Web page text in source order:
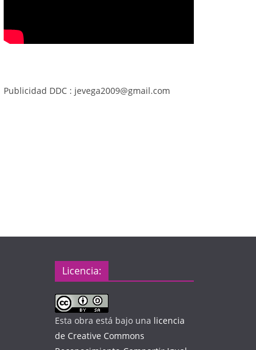
Publicidad DDC : jevega2009@gmail.com
Licencia:
Esta obra está bajo una licencia
de Creative Commons